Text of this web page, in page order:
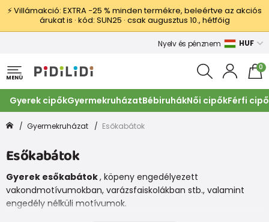
⚡ Villámakció: EXTRA −25 % minden termékre, beleértve az akciós
árukat is · kód: SUN25 · csak augusztus 10., hétfőig
Nyelv és pénznem HUF
MENÜ
0
Gyerek cipőkGyermekruházatBébiruhákNői cipőkFérfi
Gyermekruházat Esőkabátok
Esőkabátok
Gyerek esőkabátok, köpeny engedélyezett
vakondmotívumokban, varázsfaiskolákban stb., valamint
engedély nélküli motívumok.